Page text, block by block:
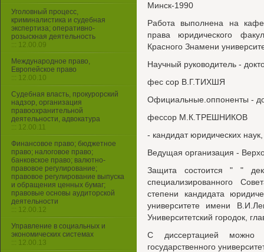
Минск-1990
Работа выполнена на
права юридического
Красного Знамени
Научный руководитель -
фес сор В.Г.ТИХШЯ
Официальные.оппоненты -
фессор М.К.ТРЕШНИКОВ
- кандидат юридических
Ведущая организация -
Защита состоится " "
специализированного
степени кандидата
университете имени
Университетский городок,
С диссертацией можно
государственного
Уголовный процесс,
криминалистика и судебная
экспертиза; оперативно-
розыскная деятельность
::: 12.00.09
Международное право,
Европейское право
::: 12.00.10
Судебная власть, прокурорский
надзор, организация
правоохранительной
деятельности, адвокатура
::: 12.00.11
Финансовое право; бюджетное
право; налоговое право;
банковское право; валютно-
правовое регулирование;
правовое регулирование выпуска
и обращения ценных бумаг;
правовые основы аудиторской
деятельности
::: 12.00.12
Управление в социальных и
экономических системах
::: 12.00.13